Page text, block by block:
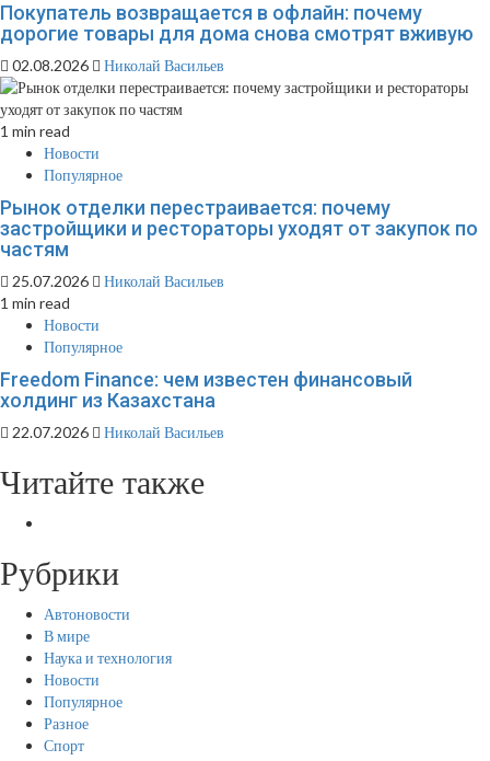
Покупатель возвращается в офлайн: почему
дорогие товары для дома снова смотрят вживую
02.08.2026 Николай Васильев
1 min read
Новости
Популярное
Рынок отделки перестраивается: почему
застройщики и рестораторы уходят от закупок по
частям
25.07.2026
Николай Васильев
1 min read
Новости
Популярное
Freedom Finance: чем известен финансовый
холдинг из Казахстана
22.07.2026 Николай Васильев
Читайте также
Рубрики
Автоновости
В мире
Наука и технология
Новости
Популярное
Разное
Спорт